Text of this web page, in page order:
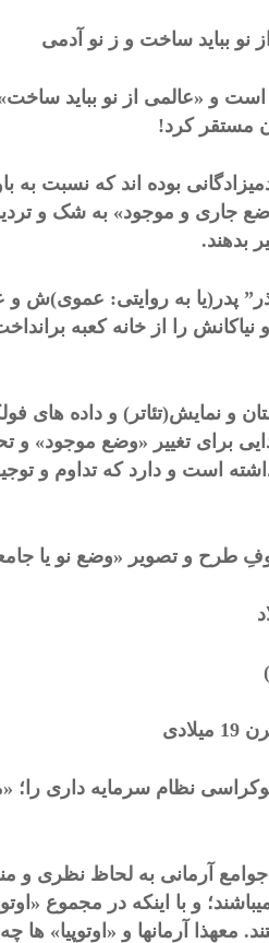
بباید ساخت و ز نو آدمی
و «عالمی از نو بباید
مستقر کرد!
بوده اند که نسبت
جاری و موجود» به شک و
بدهند.
پدر(یا به روایتی: عموی)ش و
را از خانه کعبه
نمایش(تئاتر) و داده های
برای تغییر «وضع موجود» و
است و دارد که تداوم و
طرح و تصویر «وضع نو یا
نظام سرمایه داری
جوامع آرمانی به لحاظ نظری و
و با اینکه در مجموع
آرمانها و «اوتوپیا» ها